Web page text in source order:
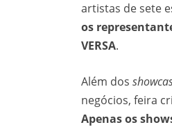
artistas de sete
os
VERSA.
Além dos
negócios, feira
Apenas os